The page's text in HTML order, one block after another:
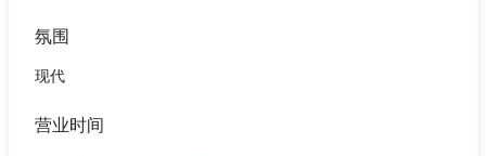
氛围
现代
营业时间